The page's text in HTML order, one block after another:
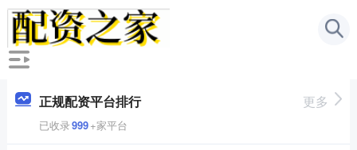
正规配资平台排行
已收录999+家平台
更多